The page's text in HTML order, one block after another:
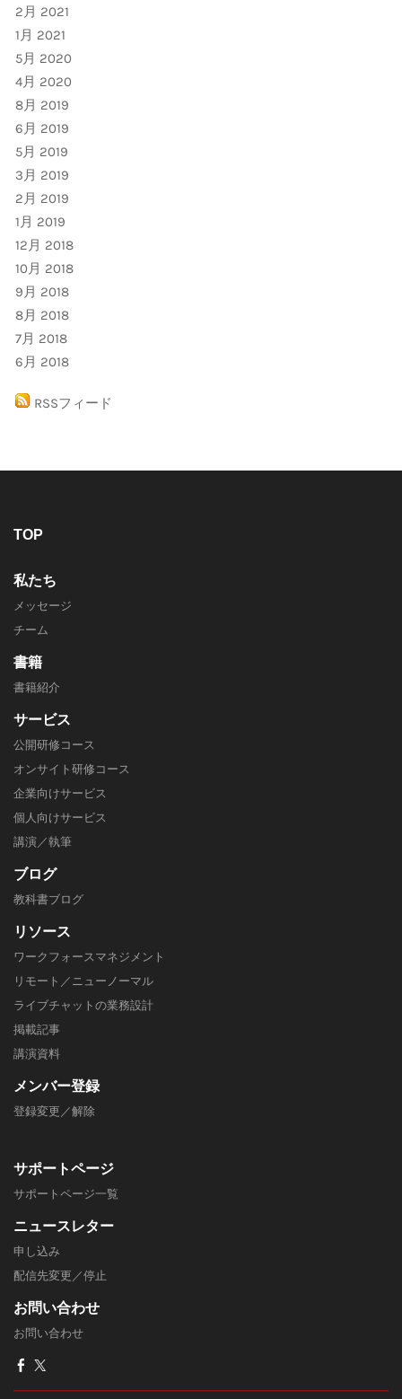
2月 2021
1月 2021
5月 2020
4月 2020
8月 2019
6月 2019
5月 2019
3月 2019
2月 2019
1月 2019
12月 2018
10月 2018
9月 2018
8月 2018
7月 2018
6月 2018
RSSフィード
TOP
私たち
メッセージ
チーム
書籍
書籍紹介
サービス
公開研修コース
オンサイト研修コース
企業向けサービス
個人向けサービス
講演／執筆
ブログ
教科書ブログ
リソース
ワークフォースマネジメント
リモート／ニューノーマル
ライブチャットの業務設計
掲載記事
​講演資料
メンバー登録
登録変更／解除
サポートページ
​サポートページ一覧
ニュースレター
申し込み
配信先変更／停止
​お問い合わせ
お問い合わせ